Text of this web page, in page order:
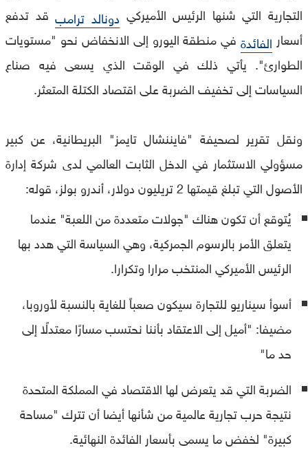
التجارية التي شنها الرئيس الأميركي دونالد ترامب قد تدفع
أسعار الفائدة في منطقة اليورو إلى الانخفاض نحو "مستويات
الطوارئ". يأتي ذلك في الوقت الذي يسعى فيه صناع
السياسات إلى تخفيف الضربة على اقتصاد الكتلة المتعثر.
ونقل تقرير لصحيفة "فايننشال تايمز" البريطانية، عن كبير
مسؤولي الاستثمار في الدخل الثابت العالمي لدى شركة إدارة
الأصول التي تبلغ قيمتها 2 تريليون دولار، أندرو بولز، قوله:
يُتوقع أن تكون هناك "جولات متعددة من اللعبة" عندما
يتعلق الأمر بالرسوم الجمركية، وهي السياسة التي هدد بها
الرئيس الأميركي المنتخب مرارا وتكرارا.
أسوأ سيناريو للتجارة سيكون صعباً للغاية بالنسبة لأوروبا،
مضيفا: "أميل إلى الاعتقاد بأننا نحتسب مسارًا معتدلًا إلى
حد ما"
الضربة التي قد يتعرض لها الاقتصاد في المملكة المتحدة
نتيجة حرب تجارية عالمية من شأنها أيضا أن تترك "مساحة
كبيرة" لخفض ما يسمى بأسعار الفائدة النهائية.